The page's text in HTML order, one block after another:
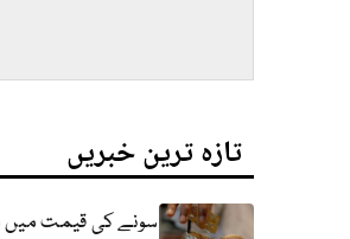
تازہ ترین خبریں
سونے کی قیمت